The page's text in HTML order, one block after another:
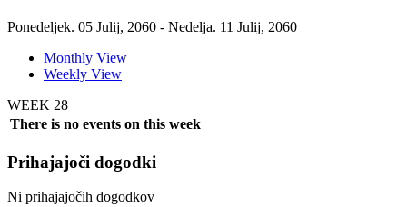
Ponedeljek. 05 Julij, 2060 - Nedelja. 11 Julij, 2060
Monthly View
Weekly View
WEEK 28
There is no events on this week
Prihajajoči dogodki
Ni prihajajočih dogodkov